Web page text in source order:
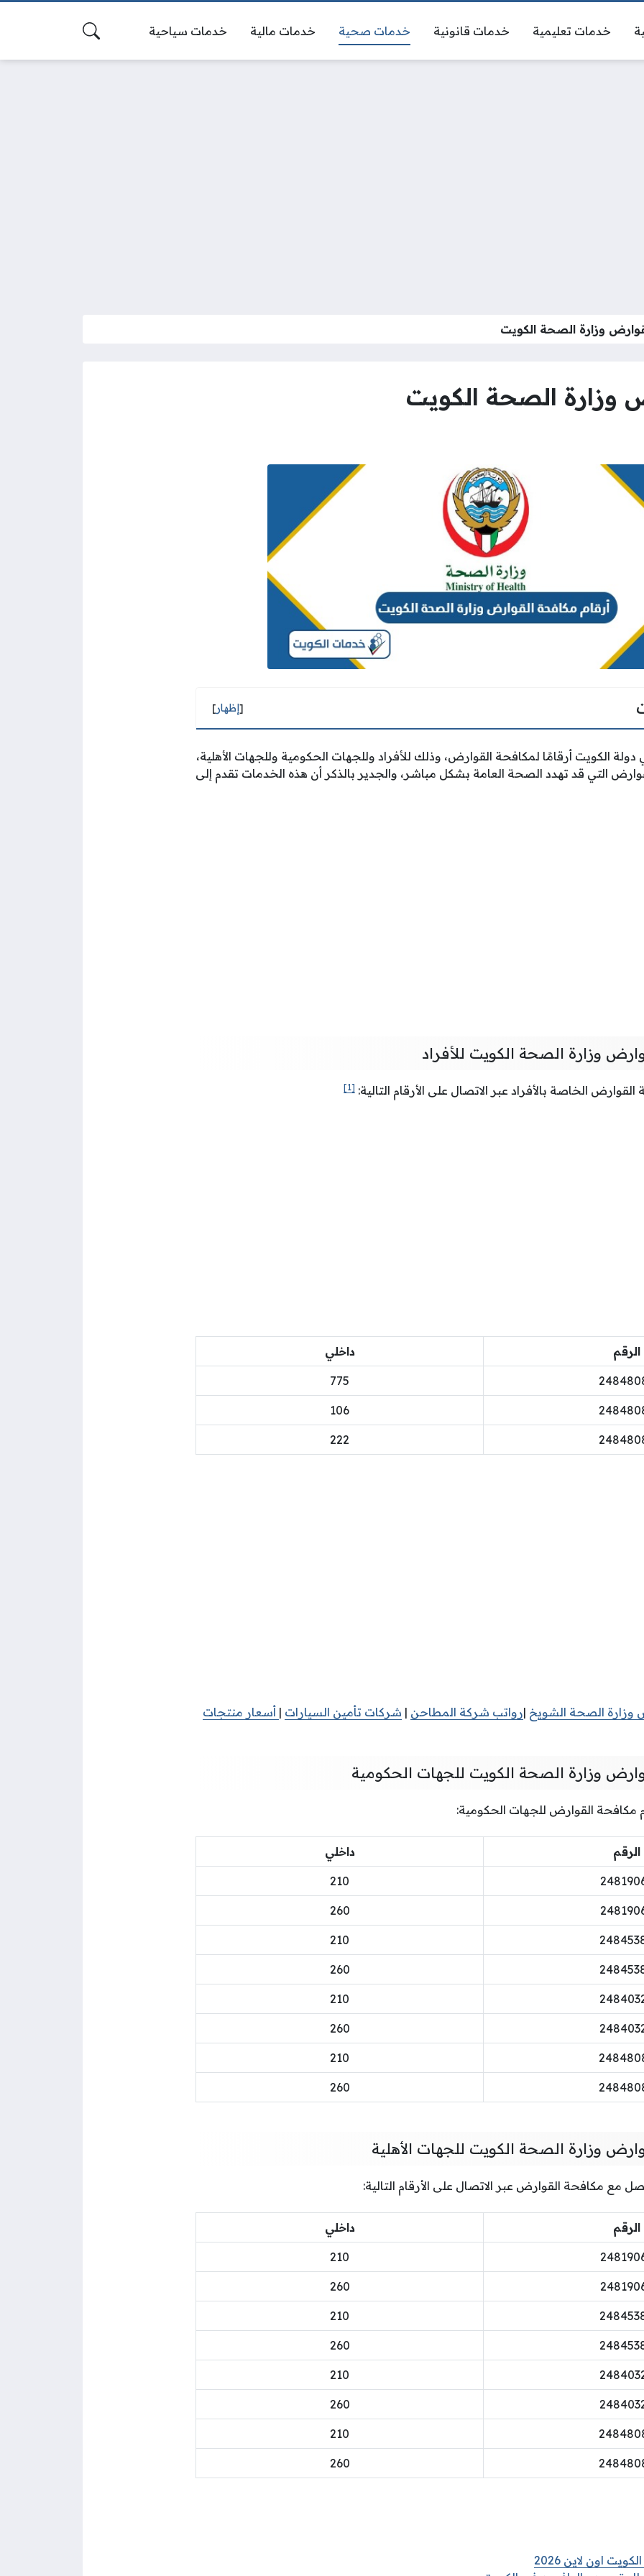
خدمات تعليمية خدمات قانونية خدمات صحية خدمات مالية خدمات سياحية
وزارة الصحة الكويت
وزارة الصحة الكويت
[إظهار]
الكويت أرقامًا لمكافحة القوارض، وذلك للأفراد وللجهات الحكومية وللجهات الأهلية،
التي قد تهدد الصحة العامة بشكل مباشر، والجدير بالذكر أن هذه الخدمات تقدم إلى
وزارة الصحة الكويت للأفراد
الخاصة بالأفراد عبر الاتصال على الأرقام التالية: [1]
الرقم داخلي
775
106
222
وزارة الصحة الشويخ |رواتب شركة المطاحن | شركات تأمين السيارات | أسعار منتجات
وزارة الصحة الكويت للجهات الحكومية
مكافحة القوارض للجهات الحكومية:
الرقم داخلي
210
260
210
260
210
260
210
260
وزارة الصحة الكويت للجهات الأهلية
مع مكافحة القوارض عبر الاتصال على الأرقام التالية:
الرقم داخلي
210
260
210
260
210
260
210
260
اون لاين 2026